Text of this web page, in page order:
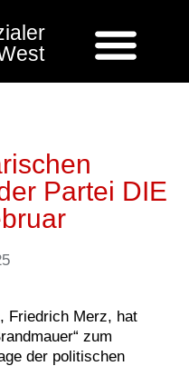
Partei DIE
Friedrich Merz, hat
zum
der politischen